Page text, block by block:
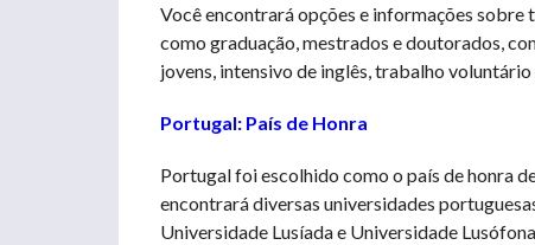
Você encontrará opções e informações
como graduação, mestrados e doutorados,
jovens, intensivo de inglês, trabalho voluntário
Portugal: País de Honra
Portugal foi escolhido como o país de honra
encontrará diversas universidades
Universidade Lusíada e Universidade